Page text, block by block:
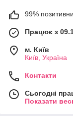
99%
Працює з
м. Київ
Київ, Україна
Контакти
Сьогодні
Показати